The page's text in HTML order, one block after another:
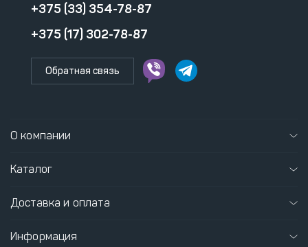
+375 (33) 354-78-87
+375 (17) 302-78-87
Обратная связь
О компании
Каталог
Доставка и оплата
Информация